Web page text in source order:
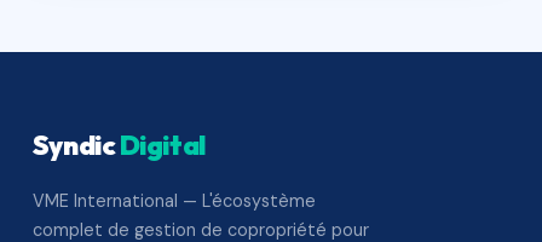
SyndicDigital
VME International — L'écosystème
complet de gestion de copropriété pour